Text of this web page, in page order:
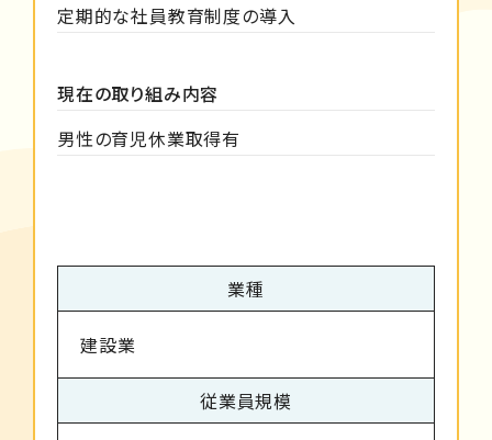
定期的な社員教育制度の導入
現在の取り組み内容
男性の育児休業取得有
業種
建設業
従業員規模